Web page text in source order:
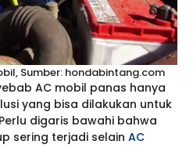
Sumber: hondabintang.com
AC mobil panas hanya
yang bisa dilakukan untuk
digaris bawahi bahwa
sering terjadi selain AC